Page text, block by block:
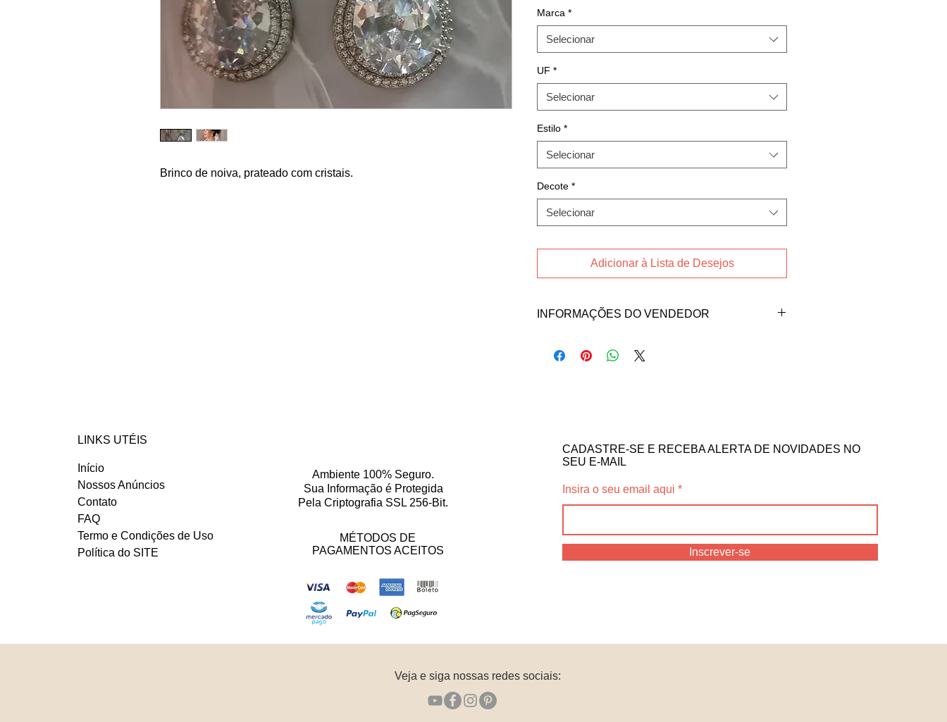
Brinco de noiva, prateado com cristais.
Marca *
Selecionar
UF *
Selecionar
Estilo *
Selecionar
Decote *
Selecionar
Adicionar à Lista de Desejos
INFORMAÇÕES DO VENDEDOR
no contato abaixo:
LINKS UTÉIS
Início
Nossos Anúncios
Contato
FAQ
Termo e Condições de Uso
Política do SITE
Ambiente 100% Seguro.
Sua Informação é Protegida
Pela Criptografia SSL 256-Bit.
MÉTODOS DE
PAGAMENTOS ACEITOS
CADASTRE-SE E RECEBA ALERTA DE NOVIDADES NO
SEU E-MAIL
Insira o seu email aqui
Inscrever-se
Veja e siga nossas redes sociais: